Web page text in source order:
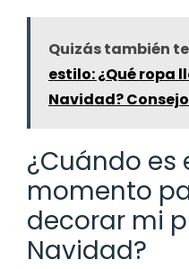
Quizás también
estilo: ¿Qué ropa
Navidad?
¿Cuándo es
momento
decorar mi
Navidad?